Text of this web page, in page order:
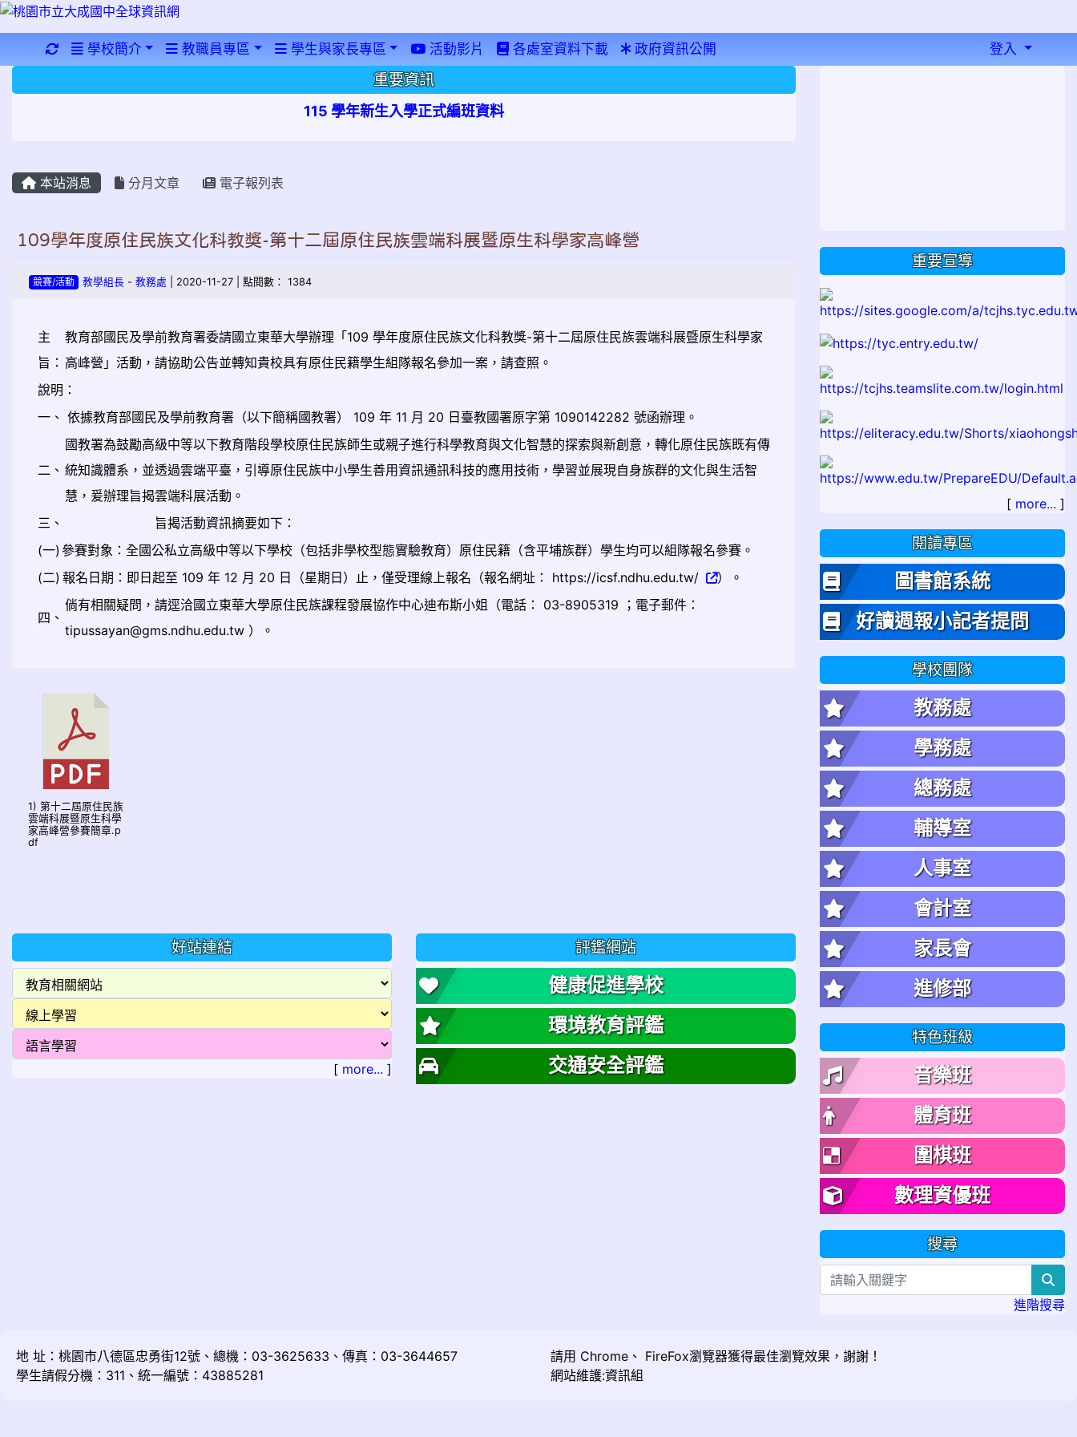
重新取得佈景設定
學校簡介 教職員專區 學生與家長專區 活動影片 各處室資料下載 政府資訊公開 登入
重要資訊
115 學年新生入學正式編班資料
本站消息 分月文章 電子報列表
109學年度原住民族文化科教獎-第十二屆原住民族雲端科展暨原生科學家高峰營
競賽/活動 教學組長- 教務處 | 2020-11-27 | 點閱數： 1384
主
旨：
教育部國民及學前教育署委請國立東華大學辦理「109 學年度原住民族文化科教獎-第十二屆原住民族雲端科展暨原生科學家
高峰營」活動，請協助公告並轉知貴校具有原住民籍學生組隊報名參加一案，請查照。
說明：
一、 依據教育部國民及學前教育署（以下簡稱國教署） 109 年 11 月 20 日臺教國署原字第 1090142282 號函辦理。
二、
國教署為鼓勵高級中等以下教育階段學校原住民族師生或親子進行科學教育與文化智慧的探索與新創意，轉化原住民族既有傳
統知識體系，並透過雲端平臺，引導原住民族中小學生善用資訊通訊科技的應用技術，學習並展現自身族群的文化與生活智
慧，爰辦理旨揭雲端科展活動。
三、
旨揭活動資訊摘要如下：
(一) 參賽對象：全國公私立高級中等以下學校（包括非學校型態實驗教育）原住民籍（含平埔族群）學生均可以組隊報名參賽。
(二) 報名日期：即日起至 109 年 12 月 20 日（星期日）止，僅受理線上報名（報名網址： https://icsf.ndhu.edu.tw/ ）。
四、
倘有相關疑問，請逕洽國立東華大學原住民族課程發展協作中心迪布斯小姐（電話： 03-8905319 ；電子郵件：
tipussayan@gms.ndhu.edu.tw ）。
1) 第十二屆原住民族
雲端科展暨原生科學
家高峰營參賽簡章.p
df
好站連結
[ more... ]
評鑑網站
健康促進學校
環境教育評鑑
交通安全評鑑
重要宣導
[ more... ]
閱讀專區
圖書館系統
好讀週報小記者提問
學校團隊
教務處
學務處
總務處
輔導室
人事室
會計室
家長會
進修部
特色班級
音樂班
體育班
圍棋班
數理資優班
搜尋
進階搜尋
地 址：桃園市八德區忠勇街12號、總機：03-3625633、傳真：03-3644657
學生請假分機：311、統一編號：43885281
請用 Chrome 、 FireFox瀏覽器獲得最佳瀏覽效果，謝謝！
網站維護:資訊組